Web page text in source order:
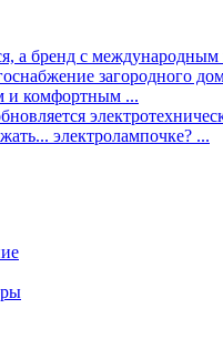
а бренд с
загородного
комфортным ...
электролампочке? ...